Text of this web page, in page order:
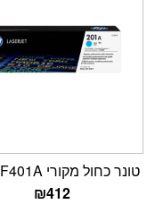
טונר כחול מקורי HP CF401A
₪412